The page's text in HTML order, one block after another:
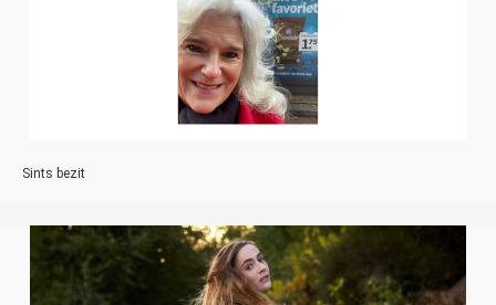
Sints bezit